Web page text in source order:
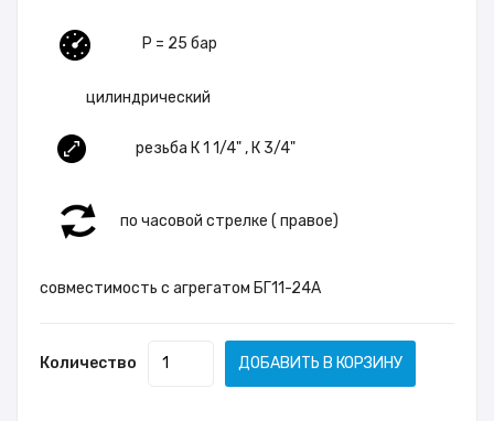
P = 25 бар
цилиндрический
резьба К 1 1/4" , К 3/4"
по часовой стрелке ( правое)
совместимость с агрегатом БГ11-24А
Количество ДОБАВИТЬ В КОРЗИНУ